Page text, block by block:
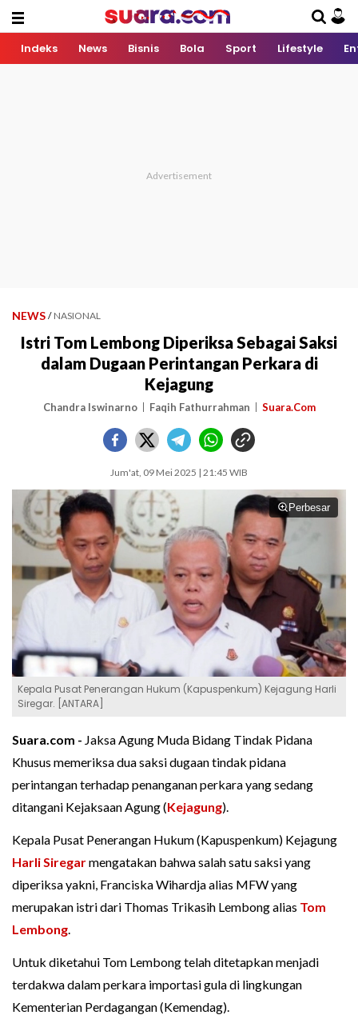
Indeks News Bisnis Bola Sport Lifestyle
NEWS / NASIONAL
Istri Tom Lembong Diperiksa Sebagai Saksi
dalam Dugaan Perintangan Perkara di
Kejagung
Chandra Iswinarno Faqih Fathurrahman Suara.Com
Jum'at, 09 Mei 2025 | 21:45 WIB
Perbesar
Kepala Pusat Penerangan Hukum (Kapuspenkum) Kejagung Harli
Siregar. [ANTARA]
Suara.com - Jaksa Agung Muda Bidang Tindak Pidana
Khusus memeriksa dua saksi dugaan tindak pidana
perintangan terhadap penanganan perkara yang sedang
ditangani Kejaksaan Agung (Kejagung).
Kepala Pusat Penerangan Hukum (Kapuspenkum) Kejagung
Harli Siregarmengatakan bahwa salah satu saksi yang
diperiksa yakni, Franciska Wihardja alias MFW yang
merupakan istri dari Thomas Trikasih Lembong alias Tom
Lembong.
Untuk diketahui Tom Lembong telah ditetapkan menjadi
terdakwa dalam perkara importasi gula di lingkungan
Kementerian Perdagangan (Kemendag).